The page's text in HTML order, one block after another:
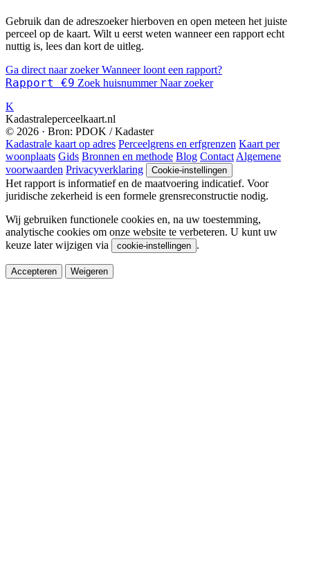
Gebruik dan de adreszoeker hierboven en open meteen het juiste
perceel op de kaart. Wilt u eerst weten wanneer een rapport echt
nuttig is, lees dan kort de uitleg.
Ga direct naar zoekerWanneer loont een rapport?
Rapport €9 Zoek huisnummer Naar zoeker
K
Kadastraleperceelkaart.nl
© 2026 · Bron: PDOK / Kadaster
Kadastrale kaart op adres Perceelgrens en erfgrenzen Kaart per
woonplaats Gids Bronnen en methode Blog Contact Algemene
voorwaarden Privacyverklaring Cookie-instellingen
Het rapport is informatief en de maatvoering indicatief. Voor
juridische zekerheid is een formele grensreconstructie nodig.
Wij gebruiken functionele cookies en, na uw toestemming,
analytische cookies om onze website te verbeteren. U kunt uw
keuze later wijzigen via
cookie-instellingen .
Accepteren Weigeren